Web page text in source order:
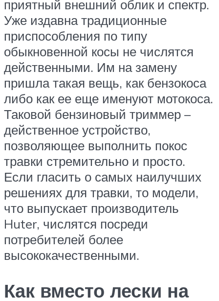
приятный внешний облик и спектр.
Уже издавна традиционные
приспособления по типу
обыкновенной косы не числятся
действенными. Им на замену
пришла такая вещь, как бензокоса
либо как ее еще именуют мотокоса.
Таковой бензиновый триммер –
действенное устройство,
позволяющее выполнить покос
травки стремительно и просто.
Если гласить о самых наилучших
решениях для травки, то модели,
что выпускает производитель
Huter, числятся посреди
потребителей более
высококачественными.
Как вместо лески на